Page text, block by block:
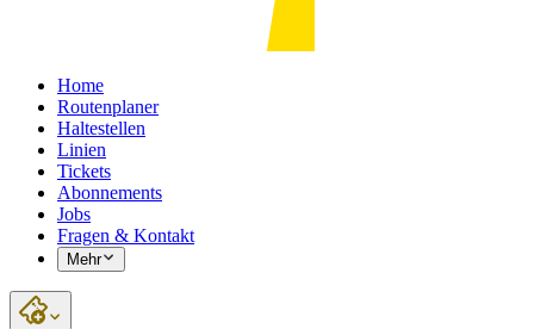
Home
Routenplaner
Haltestellen
Linien
Tickets
Abonnements
Jobs
Fragen & Kontakt
Mehr